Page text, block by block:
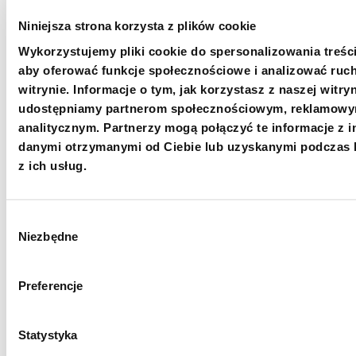
Niniejsza strona korzysta z plików cookie
Wykorzystujemy pliki cookie do spersonalizowania
aby oferować funkcje społecznościowe i analizować
witrynie. Informacje o tym, jak korzystasz z naszej
udostępniamy partnerom społecznościowym,
analitycznym. Partnerzy mogą połączyć te informacje z
danymi otrzymanymi od Ciebie lub uzyskanymi podczas
z ich usług.
zgody
Niezbędne
Preferencje
Statystyka
Ratunkowego PCPM na Facebooku
PRZEKAŻ 1,5%